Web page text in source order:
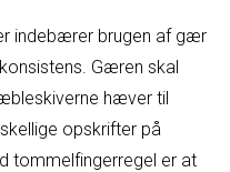
indebærer brugen af gær
Gæren skal
hæver til
opskrifter på
tommelfingerregel er at